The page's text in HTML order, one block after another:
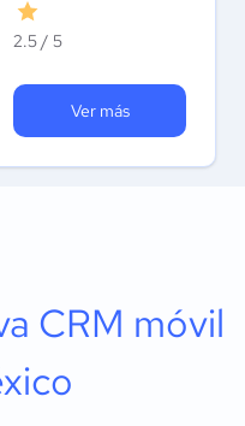
2.5 / 5
Ver más
CRM móvil